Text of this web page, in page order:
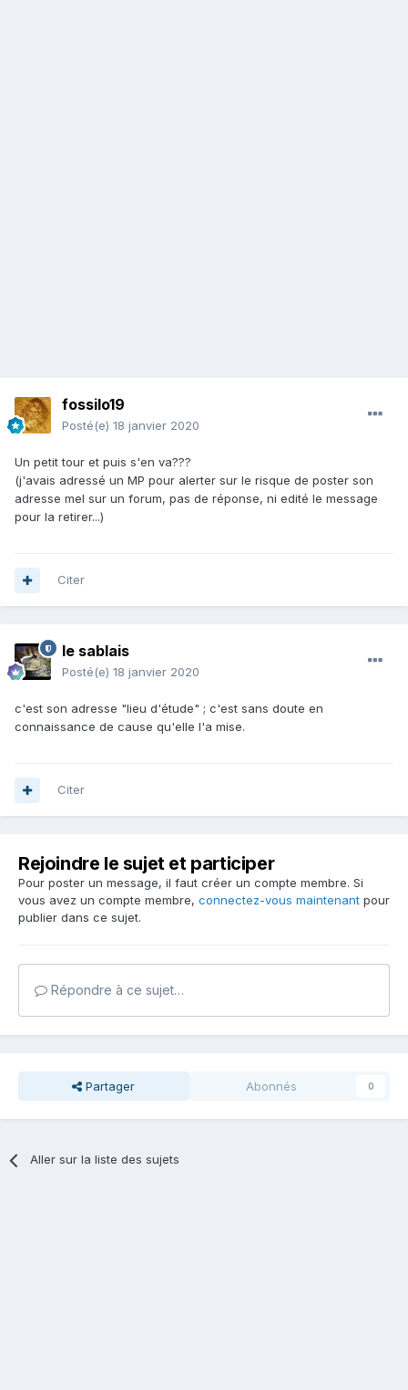
fossilo19
Posté(e) 18 janvier 2020
Un petit tour et puis s'en va???
(j'avais adressé un MP pour alerter sur le risque de poster son
adresse mel sur un forum, pas de réponse, ni edité le message
pour la retirer...)
Citer
le sablais
Posté(e) 18 janvier 2020
c'est son adresse "lieu d'étude" ; c'est sans doute en
connaissance de cause qu'elle l'a mise.
Citer
Rejoindre le sujet et participer
Pour poster un message, il faut créer un compte membre. Si
vous avez un compte membre, connectez-vous maintenant pour
publier dans ce sujet.
Répondre à ce sujet…
Partager Abonnés 0
Aller sur la liste des sujets